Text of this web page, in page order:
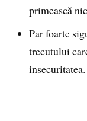
primească
Par foarte
trecutului
insecuritatea.